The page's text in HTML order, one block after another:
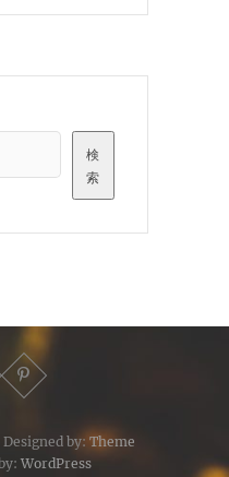
検
索
by: Theme
WordPress